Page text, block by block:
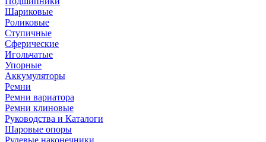
Шариковые
Роликовые
Ступичные
Сферические
Игольчатые
Упорные
Аккумуляторы
Ремни
Ремни вариатора
Ремни клиновые
Руководства и Каталоги
Шаровые опоры
Рулевые наконечники